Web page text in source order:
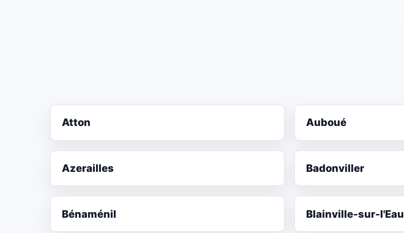
Atton Auboué
Azerailles Badonviller
Bénaménil Blainville-sur-l'Eau